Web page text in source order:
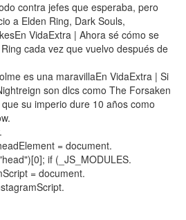
contra jefes que esperaba, pero
a Elden Ring, Dark Souls,
VidaExtra | Ahora sé cómo se
cada vez que vuelvo después de
es una maravillaEn VidaExtra | Si
son dlcs como The Forsaken
su imperio dure 10 años como
= document.
if (_JS_MODULES.
= document.